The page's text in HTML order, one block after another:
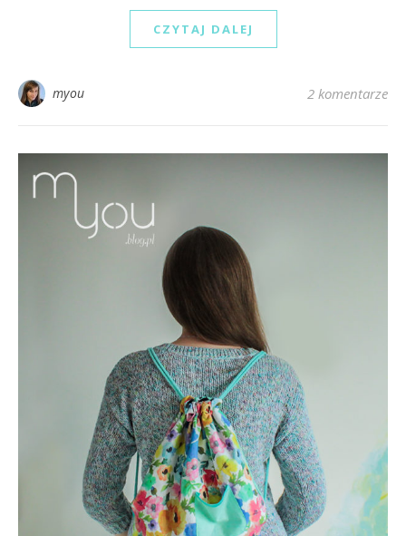
CZYTAJ DALEJ
myou 2 komentarze